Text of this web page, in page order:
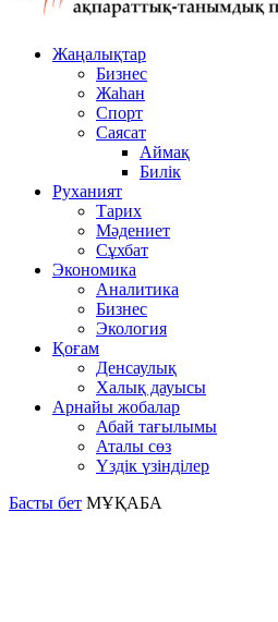
Жаңалықтар
Бизнес
Жаһан
Спорт
Саясат
Аймақ
Билік
Руханият
Тарих
Мәдениет
Сұхбат
Экономика
Аналитика
Бизнес
Экология
Қоғам
Денсаулық
Халық дауысы
Арнайы жобалар
Абай тағылымы
Аталы сөз
Үздік үзінділер
Басты бет МҰҚАБА